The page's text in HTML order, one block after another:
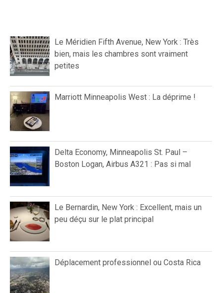
Le Méridien Fifth Avenue, New York : Très
bien, mais les chambres sont vraiment
petites
Marriott Minneapolis West : La déprime !
Delta Economy, Minneapolis St. Paul –
Boston Logan, Airbus A321 : Pas si mal
Le Bernardin, New York : Excellent, mais un
peu déçu sur le plat principal
Déplacement professionnel ou Costa Rica